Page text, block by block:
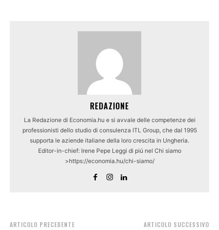
REDAZIONE
La Redazione di Economia.hu e si avvale delle competenze dei
professionisti dello studio di consulenza ITL Group, che dal 1995
supporta le aziende italiane della loro crescita in Ungheria.
Editor-in-chief: Irene Pepe Leggi di piú nel Chi siamo
>https://economia.hu/chi-siamo/
ARTICOLO PRECEDENTE ARTICOLO SUCCESSIVO